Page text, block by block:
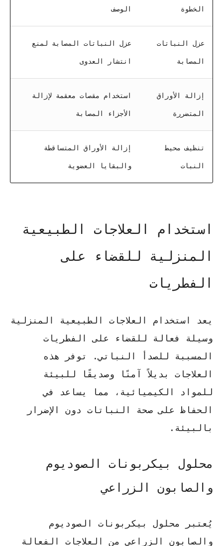
الخطوة الوصف
عزل النباتات
المصابة
عزل النباتات المصابة لمنع
انتشار العدوى
إزالة الأوراق
المتضررة
استخدام مقصات معقمة لإزالة
الأجزاء المصابة
تنظيف محيط
النبات
إزالة الأوراق المتساقطة
والبقايا العضوية
استخدام العلاجات الطبيعية
المنزلية للقضاء على
الفطريات
يعد استخدام العلاجات الطبيعية المنزلية
وسيلة فعالة للقضاء على الفطريات
المسببة للصدأ النباتي. توفر هذه
العلاجات بديلاً آمنًا وصديقًا للبيئة
للمواد الكيميائية، مما يساعد في
الحفاظ على صحة النباتات دون الإضرار
بالبيئة.
محلول بيكربونات الصوديوم
والصابون الزراعي
يُعتبر محلول بيكربونات الصوديوم
والصابون الزراعي من العلاجات الفعالة